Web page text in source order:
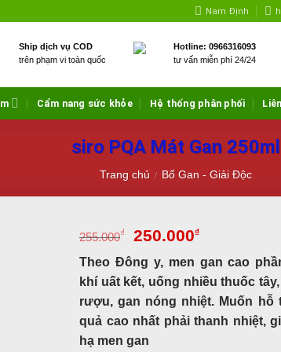
Nam Định
Ship dịch vụ COD
trên phạm vi toàn quốc
Hotline: 0966316093
tư vấn miễn phí 24/24
Cẩm nang sức khỏe Hệ thống phân phối
siro PQA Mát Gan 250ml
Trang chủ / Bổ Gan - Giải Độc
255.000₫ 250.000₫
Theo Đông y, men gan cao
khí uất kết, uống nhiều thuốc
rượu, gan nóng nhiệt. Muốn hỗ
quả cao nhất phải thanh nhiệt,
hạ men gan